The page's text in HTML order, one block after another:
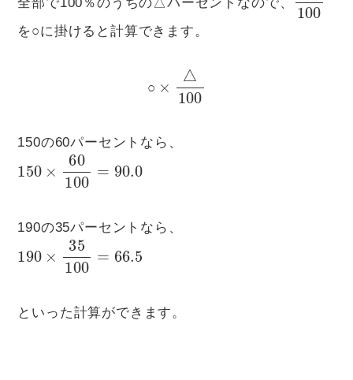
を○に掛けると計算できます。
○
100
150の60パーセントなら、
150 60100 90.0
190の35パーセントなら、
190 35100 66.5
といった計算ができます。